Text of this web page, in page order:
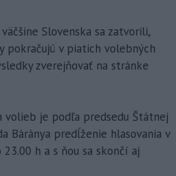
Slovenska sa zatvorili,
pokračujú v piatich volebných
zverejňovať na stránke
je podľa predsedu Štátnej
Báránya predĺženie hlasovania v
h a s ňou sa skončí aj